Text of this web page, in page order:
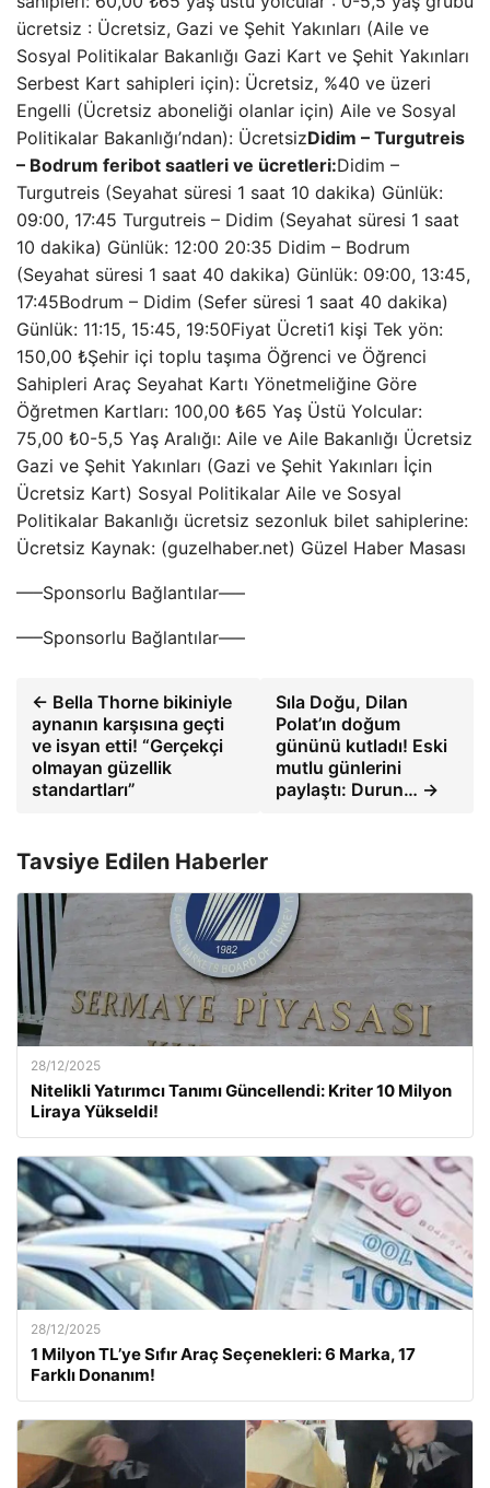
ücretsiz : Ücretsiz, Gazi ve Şehit Yakınları (Aile ve
Sosyal Politikalar Bakanlığı Gazi Kart ve Şehit Yakınları
Serbest Kart sahipleri için): Ücretsiz, %40 ve üzeri
Engelli (Ücretsiz aboneliği olanlar için) Aile ve Sosyal
Politikalar Bakanlığı’ndan): ÜcretsizDidim – Turgutreis
– Bodrum feribot saatleri ve ücretleri:Didim –
Turgutreis (Seyahat süresi 1 saat 10 dakika) Günlük:
09:00, 17:45 Turgutreis – Didim (Seyahat süresi 1 saat
10 dakika) Günlük: 12:00 20:35 Didim – Bodrum
(Seyahat süresi 1 saat 40 dakika) Günlük: 09:00, 13:45,
17:45Bodrum – Didim (Sefer süresi 1 saat 40 dakika)
Günlük: 11:15, 15:45, 19:50Fiyat Ücreti1 kişi Tek yön:
150,00 ₺Şehir içi toplu taşıma Öğrenci ve Öğrenci
Sahipleri Araç Seyahat Kartı Yönetmeliğine Göre
Öğretmen Kartları: 100,00 ₺65 Yaş Üstü Yolcular:
75,00 ₺0-5,5 Yaş Aralığı: Aile ve Aile Bakanlığı Ücretsiz
Gazi ve Şehit Yakınları (Gazi ve Şehit Yakınları İçin
Ücretsiz Kart) Sosyal Politikalar Aile ve Sosyal
Politikalar Bakanlığı ücretsiz sezonluk bilet sahiplerine:
Ücretsiz Kaynak: (guzelhaber.net) Güzel Haber Masası
—–Sponsorlu Bağlantılar—–
—–Sponsorlu Bağlantılar—–
← Bella Thorne bikiniyle
aynanın karşısına geçti
ve isyan etti! “Gerçekçi
olmayan güzellik
standartları”
Sıla Doğu, Dilan
Polat’ın doğum
gününü kutladı! Eski
mutlu günlerini
paylaştı: Durun… →
Tavsiye Edilen Haberler
28/12/2025
Nitelikli Yatırımcı Tanımı Güncellendi: Kriter 10 Milyon
Liraya Yükseldi!
28/12/2025
1 Milyon TL’ye Sıfır Araç Seçenekleri: 6 Marka, 17
Farklı Donanım!